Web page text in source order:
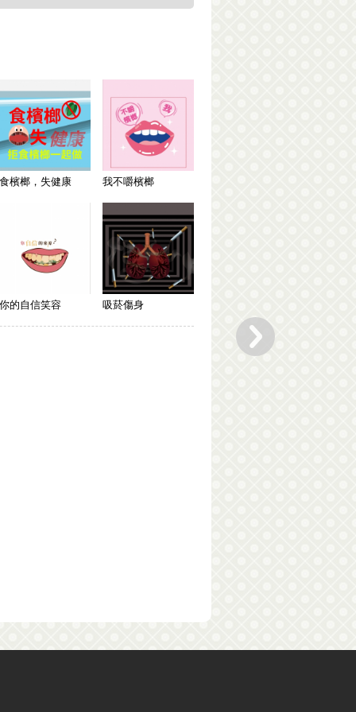
食檳榔，失健康 我不嚼檳榔
你的自信笑容 吸菸傷身